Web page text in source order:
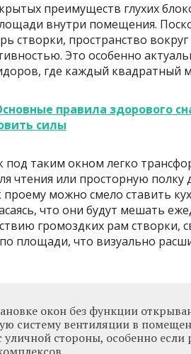
преимуществ глухих
внутри помещения.
створки, пространство
Это особенно
где каждый квадратный
правила здорового
силы
таким окном легко
чтения или просторную
можно смело ставить
что они будут мешать
громоздких рам створки,
площади, что визуально
окон без функции
систему вентиляции в
уличной стороны, особенно